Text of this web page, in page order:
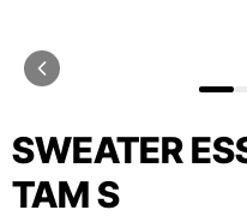
SWEATER
TAM S